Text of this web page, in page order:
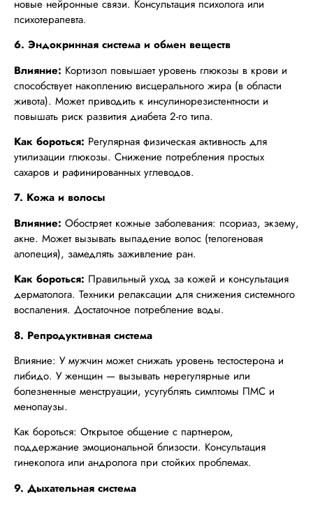
новые нейронные связи. Консультация психолога или
психотерапевта.
6. Эндокринная система и обмен веществ
Влияние: Кортизол повышает уровень глюкозы в крови и
способствует накоплению висцерального жира (в области
живота). Может приводить к инсулинорезистентности и
повышать риск развития диабета 2-го типа.
Как бороться: Регулярная физическая активность для
утилизации глюкозы. Снижение потребления простых
сахаров и рафинированных углеводов.
7. Кожа и волосы
Влияние: Обостряет кожные заболевания: псориаз, экзему,
акне. Может вызывать выпадение волос (телогеновая
алопеция), замедлять заживление ран.
Как бороться: Правильный уход за кожей и консультация
дерматолога. Техники релаксации для снижения системного
воспаления. Достаточное потребление воды.
8. Репродуктивная система
Влияние: У мужчин может снижать уровень тестостерона и
либидо. У женщин — вызывать нерегулярные или
болезненные менструации, усугублять симптомы ПМС и
менопаузы.
Как бороться: Открытое общение с партнером,
поддержание эмоциональной близости. Консультация
гинеколога или андролога при стойких проблемах.
9. Дыхательная система